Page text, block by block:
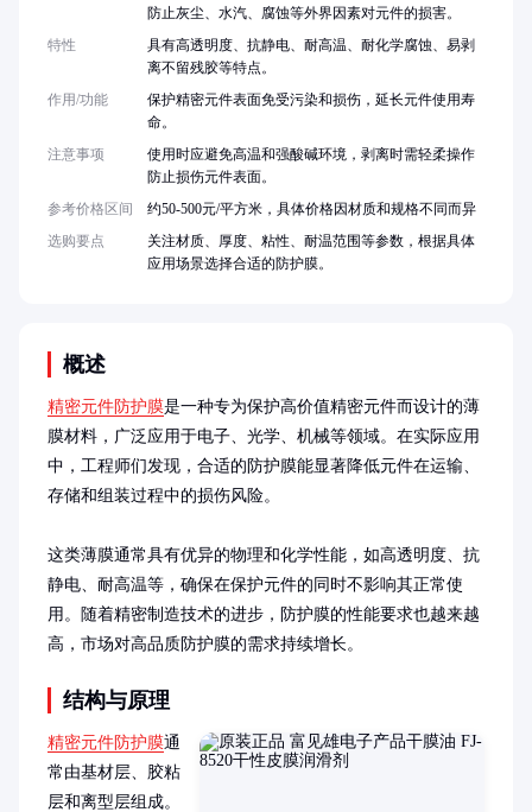
概述
精密元件防护膜是一种专为保护高价值精密元件而设计的薄
膜材料，广泛应用于电子、光学、机械等领域。在实际应用
中，工程师们发现，合适的防护膜能显著降低元件在运输、
存储和组装过程中的损伤风险。
这类薄膜通常具有优异的物理和化学性能，如高透明度、抗
静电、耐高温等，确保在保护元件的同时不影响其正常使
用。随着精密制造技术的进步，防护膜的性能要求也越来越
高，市场对高品质防护膜的需求持续增长。
结构与原理
精密元件防护膜通
常由基材层、胶粘
层和离型层组成。
防止灰尘、水汽、腐蚀等外界因素对元件的损害。
特性
具有高透明度、抗静电、耐高温、耐化学腐蚀、易剥
离不留残胶等特点。
作用/功能
保护精密元件表面免受污染和损伤，延长元件使用寿
命。
注意事项
使用时应避免高温和强酸碱环境，剥离时需轻柔操作
防止损伤元件表面。
参考价格区间
约50-500元/平方米，具体价格因材质和规格不同而异
选购要点
关注材质、厚度、粘性、耐温范围等参数，根据具体
应用场景选择合适的防护膜。